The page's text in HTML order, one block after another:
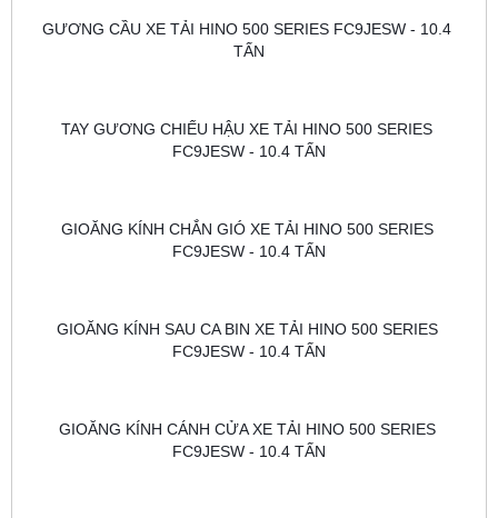
GƯƠNG CẦU XE TẢI HINO 500 SERIES FC9JESW - 10.4
TẤN
TAY GƯƠNG CHIẾU HẬU XE TẢI HINO 500 SERIES
FC9JESW - 10.4 TẤN
GIOĂNG KÍNH CHẮN GIÓ XE TẢI HINO 500 SERIES
FC9JESW - 10.4 TẤN
GIOĂNG KÍNH SAU CA BIN XE TẢI HINO 500 SERIES
FC9JESW - 10.4 TẤN
GIOĂNG KÍNH CÁNH CỬA XE TẢI HINO 500 SERIES
FC9JESW - 10.4 TẤN